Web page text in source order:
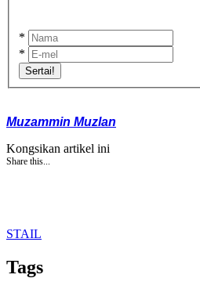
*
*
Sertai!
Muzammin Muzlan
Kongsikan artikel ini
Share this...
STAIL
Tags